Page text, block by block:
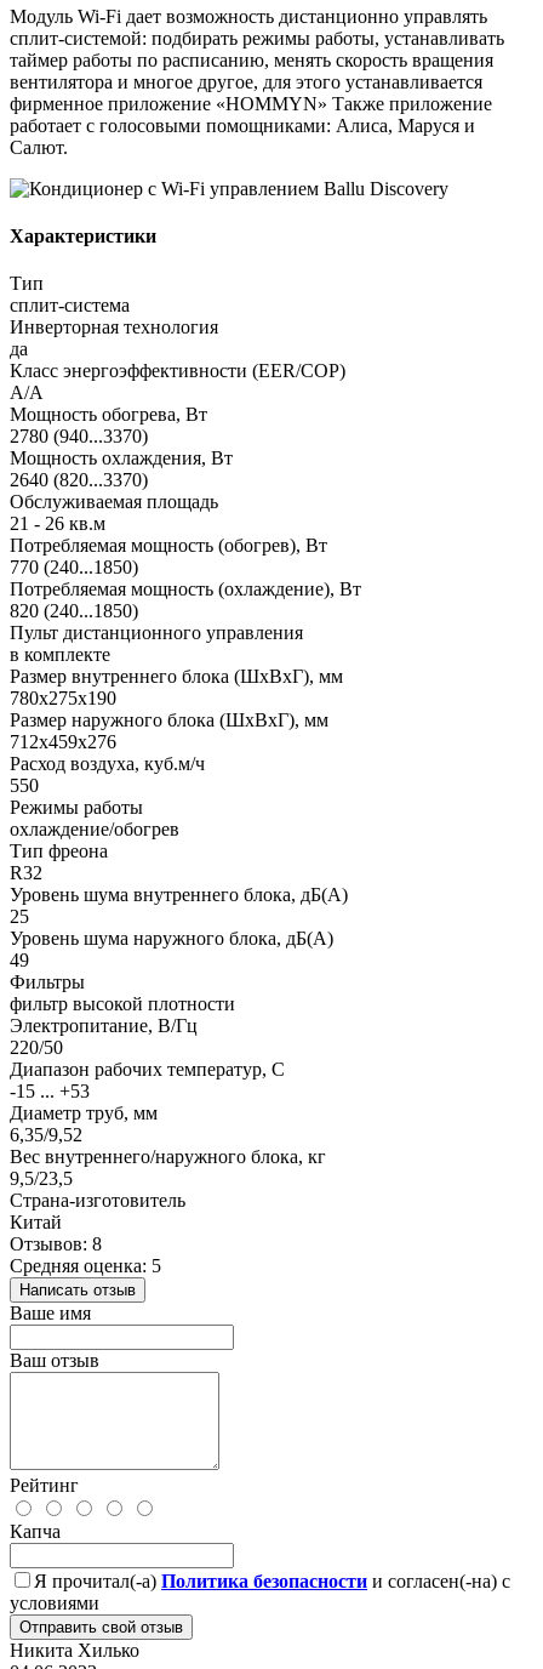
Модуль Wi-Fi дает возможность дистанционно управлять
сплит-системой: подбирать режимы работы, устанавливать
таймер работы по расписанию, менять скорость вращения
вентилятора и многое другое, для этого устанавливается
фирменное приложение «HOMMYN» Также приложение
работает с голосовыми помощниками: Алиса, Маруся и
Салют.
Характеристики
Тип
сплит-система
Инверторная технология
да
Класс энергоэффективности (EER/COP)
A/A
Мощность обогрева, Вт
2780 (940...3370)
Мощность охлаждения, Вт
2640 (820...3370)
Обслуживаемая площадь
21 - 26 кв.м
Потребляемая мощность (обогрев), Вт
770 (240...1850)
Потребляемая мощность (охлаждение), Вт
820 (240...1850)
Пульт дистанционного управления
в комплекте
Размер внутреннего блока (ШхВхГ), мм
780x275x190
Размер наружного блока (ШхВхГ), мм
712x459x276
Расход воздуха, куб.м/ч
550
Режимы работы
охлаждение/обогрев
Тип фреона
R32
Уровень шума внутреннего блока, дБ(А)
25
Уровень шума наружного блока, дБ(А)
49
Фильтры
фильтр высокой плотности
Электропитание, В/Гц
220/50
Диапазон рабочих температур, С
-15 ... +53
Диаметр труб, мм
6,35/9,52
Вес внутреннего/наружного блока, кг
9,5/23,5
Страна-изготовитель
Китай
Отзывов: 8
Средняя оценка: 5
Написать отзыв
Ваше имя
Ваш отзыв
Рейтинг
Капча
Я прочитал(-а) Политика безопасности и согласен(-на) с
условиями
Отправить свой отзыв
Никита Хилько